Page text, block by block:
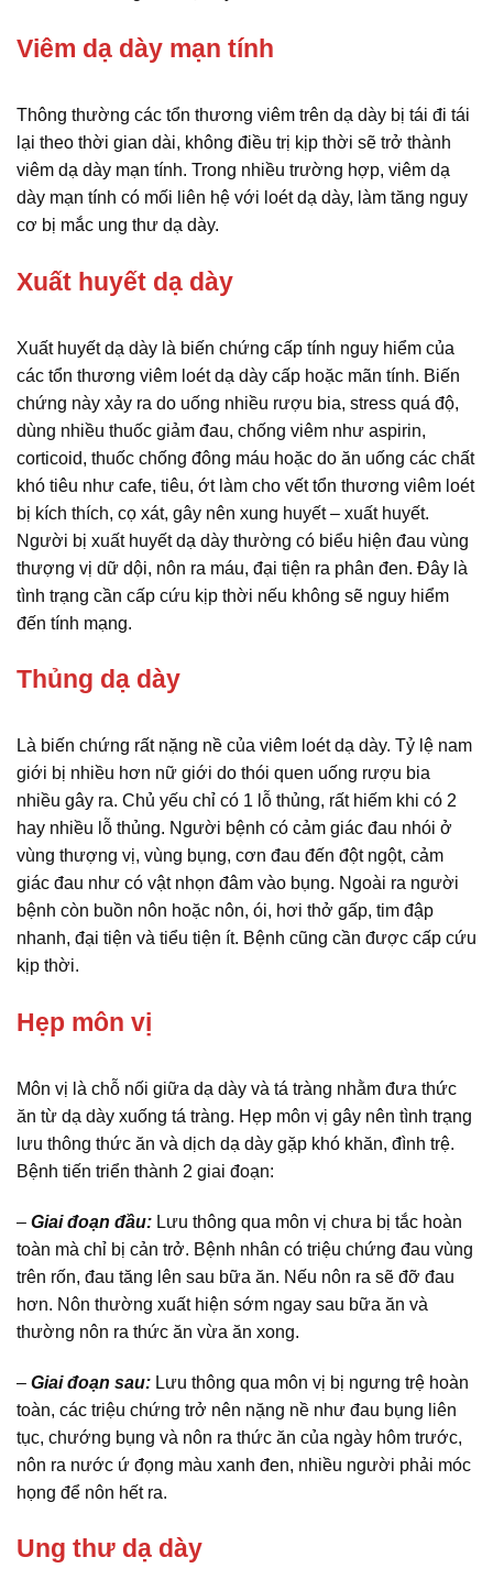
Viêm dạ dày mạn tính
Thông thường các tổn thương viêm trên dạ dày bị tái đi tái
lại theo thời gian dài, không điều trị kịp thời sẽ trở thành
viêm dạ dày mạn tính. Trong nhiều trường hợp, viêm dạ
dày mạn tính có mối liên hệ với loét dạ dày, làm tăng nguy
cơ bị mắc ung thư dạ dày.
Xuất huyết dạ dày
Xuất huyết dạ dày là biến chứng cấp tính nguy hiểm của
các tổn thương viêm loét dạ dày cấp hoặc mãn tính. Biến
chứng này xảy ra do uống nhiều rượu bia, stress quá độ,
dùng nhiều thuốc giảm đau, chống viêm như aspirin,
corticoid, thuốc chống đông máu hoặc do ăn uống các chất
khó tiêu như cafe, tiêu, ớt làm cho vết tổn thương viêm loét
bị kích thích, cọ xát, gây nên xung huyết – xuất huyết.
Người bị xuất huyết dạ dày thường có biểu hiện đau vùng
thượng vị dữ dội, nôn ra máu, đại tiện ra phân đen. Đây là
tình trạng cần cấp cứu kịp thời nếu không sẽ nguy hiểm
đến tính mạng.
Thủng dạ dày
Là biến chứng rất nặng nề của viêm loét dạ dày. Tỷ lệ nam
giới bị nhiều hơn nữ giới do thói quen uống rượu bia
nhiều gây ra. Chủ yếu chỉ có 1 lỗ thủng, rất hiếm khi có 2
hay nhiều lỗ thủng. Người bệnh có cảm giác đau nhói ở
vùng thượng vị, vùng bụng, cơn đau đến đột ngột, cảm
giác đau như có vật nhọn đâm vào bụng. Ngoài ra người
bệnh còn buồn nôn hoặc nôn, ói, hơi thở gấp, tim đập
nhanh, đại tiện và tiểu tiện ít. Bệnh cũng cần được cấp cứu
kịp thời.
Hẹp môn vị
Môn vị là chỗ nối giữa dạ dày và tá tràng nhằm đưa thức
ăn từ dạ dày xuống tá tràng. Hẹp môn vị gây nên tình trạng
lưu thông thức ăn và dịch dạ dày gặp khó khăn, đình trệ.
Bệnh tiến triển thành 2 giai đoạn:
– Giai đoạn đầu: Lưu thông qua môn vị chưa bị tắc hoàn
toàn mà chỉ bị cản trở. Bệnh nhân có triệu chứng đau vùng
trên rốn, đau tăng lên sau bữa ăn. Nếu nôn ra sẽ đỡ đau
hơn. Nôn thường xuất hiện sớm ngay sau bữa ăn và
thường nôn ra thức ăn vừa ăn xong.
– Giai đoạn sau: Lưu thông qua môn vị bị ngưng trệ hoàn
toàn, các triệu chứng trở nên nặng nề như đau bụng liên
tục, chướng bụng và nôn ra thức ăn của ngày hôm trước,
nôn ra nước ứ đọng màu xanh đen, nhiều người phải móc
họng để nôn hết ra.
Ung thư dạ dày